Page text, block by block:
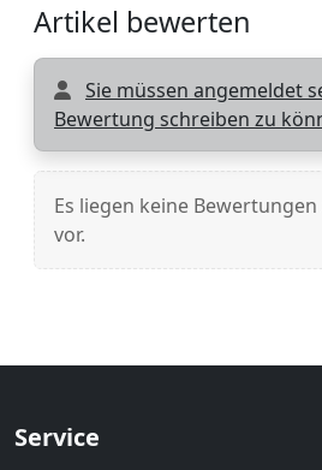
Artikel bewerten
Sie müssen angemeldet
Bewertung schreiben zu
Es liegen keine
vor.
Service